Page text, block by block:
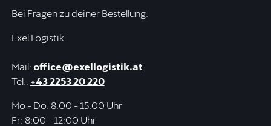
Bei Fragen zu deiner Bestellung:
Exel Logistik
Mail: office@exellogistik.at
Tel.: +43 2253 20 220
Mo - Do: 8:00 - 15:00 Uhr
Fr: 8:00 - 12:00 Uhr